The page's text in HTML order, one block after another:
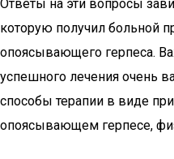
Ответы на эти вопросы
которую получил больной
опоясывающего герпеса.
успешного лечения очень
способы терапии в виде
опоясывающем герпесе,